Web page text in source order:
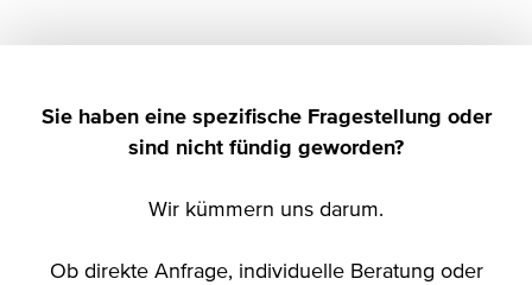
Sie haben eine spezifische Fragestellung oder
sind nicht fündig geworden?
Wir kümmern uns darum.
Ob direkte Anfrage, individuelle Beratung oder